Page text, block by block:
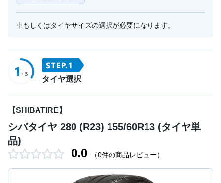
車もしくはタイヤサイズの選択が必要になります。
タイヤ選択
【SHIBATIRE】
シバタイヤ 280 (R23) 155/60R13 (タイヤ単
品)
0.0 （0件の商品レビュー）